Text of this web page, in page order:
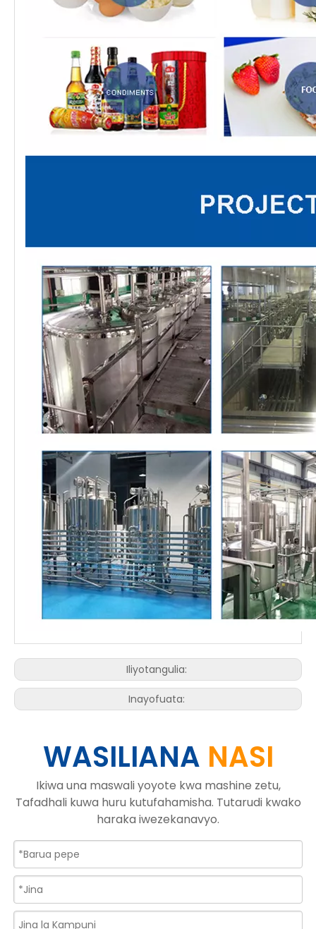
Iliyotangulia:
Inayofuata:
WASILIANA NASI
Ikiwa una maswali yoyote kwa mashine zetu,
Tafadhali kuwa huru kutufahamisha. Tutarudi kwako
haraka iwezekanavyo.